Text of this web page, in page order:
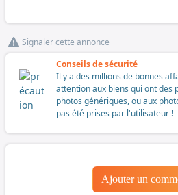
Signaler cette annonce
Conseils de sécurité
Il y a des millions de bonnes
attention aux biens qui ont des
photos génériques, ou aux
pas été prises par l'utilisateur !
Ajouter un